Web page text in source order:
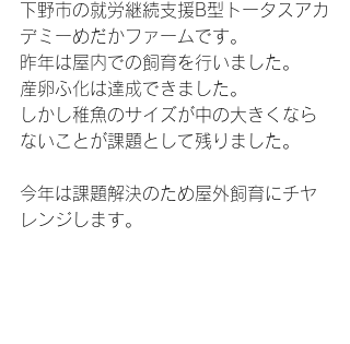
下野市の就労継続支援B型トータスアカ
デミーめだかファームです。
昨年は屋内での飼育を行いました。
産卵ふ化は達成できました。
しかし稚魚のサイズが中の大きくなら
ないことが課題として残りました。
今年は課題解決のため屋外飼育にチヤ
レンジします。